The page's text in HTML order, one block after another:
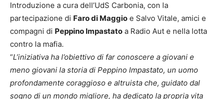
Introduzione a cura dell’UdS Carbonia, con la
partecipazione di Faro di Maggio e Salvo Vitale, amici e
compagni di Peppino Impastato a Radio Aut e nella lotta
contro la mafia.
“L’iniziativa ha l’obiettivo di far conoscere a giovani e
meno giovani la storia di Peppino Impastato, un uomo
profondamente coraggioso e altruista che, guidato dal
sogno di un mondo migliore, ha dedicato la propria vita